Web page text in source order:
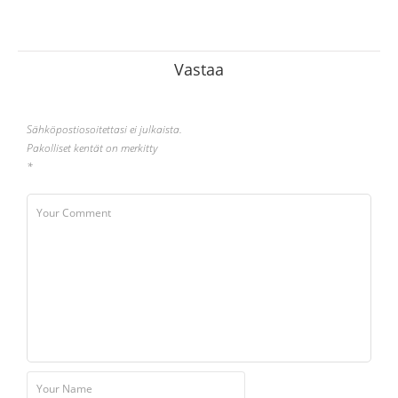
Vastaa
Sähköpostiosoitettasi ei julkaista.
Pakolliset kentät on merkitty
*